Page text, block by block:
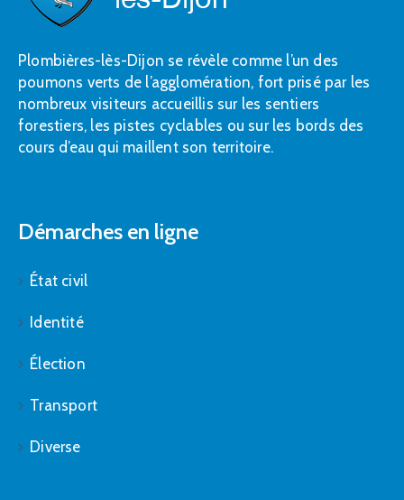
Plombières-lès-Dijon se révèle comme l’un des
poumons verts de l’agglomération, fort prisé par les
nombreux visiteurs accueillis sur les sentiers
forestiers, les pistes cyclables ou sur les bords des
cours d’eau qui maillent son territoire.
Démarches en ligne
État civil
Identité
Élection
Transport
Diverse